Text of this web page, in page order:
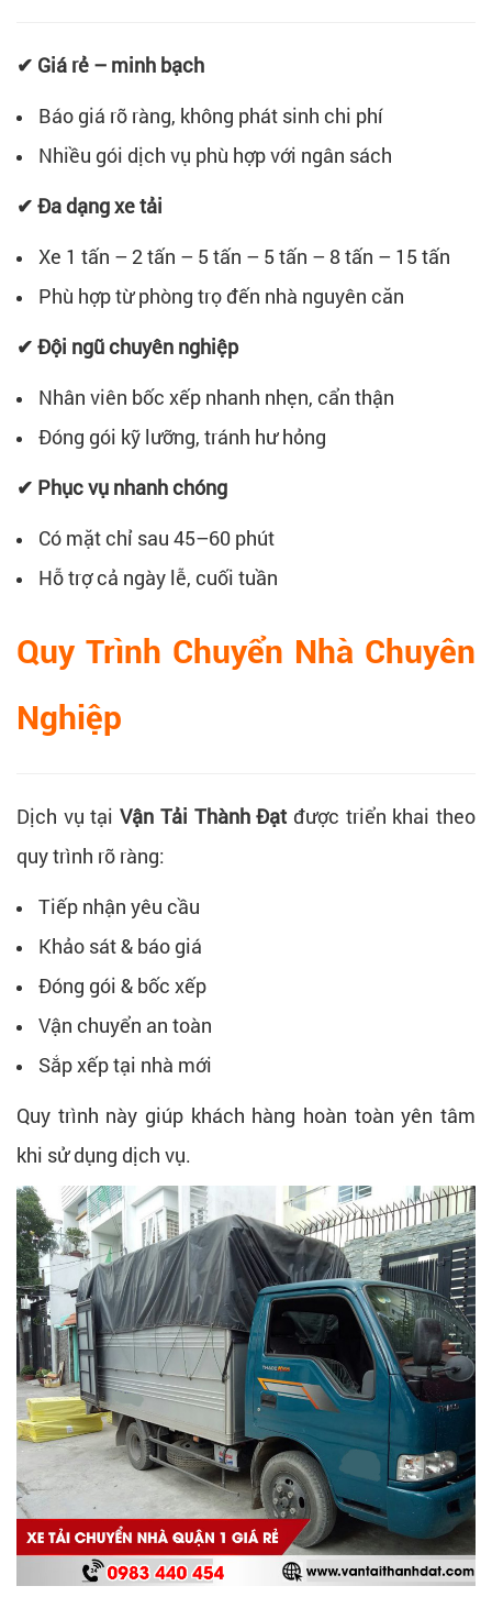
✔ Giá rẻ – minh bạch
Báo giá rõ ràng, không phát sinh chi phí
Nhiều gói dịch vụ phù hợp với ngân sách
✔ Đa dạng xe tải
Xe 1 tấn – 2 tấn – 5 tấn – 5 tấn – 8 tấn – 15 tấn
Phù hợp từ phòng trọ đến nhà nguyên căn
✔ Đội ngũ chuyên nghiệp
Nhân viên bốc xếp nhanh nhẹn, cẩn thận
Đóng gói kỹ lưỡng, tránh hư hỏng
✔ Phục vụ nhanh chóng
Có mặt chỉ sau 45–60 phút
Hỗ trợ cả ngày lễ, cuối tuần
Quy Trình Chuyển Nhà Chuyên
Nghiệp
Dịch vụ tạiVận Tải Thành Đạt được triển khai theo
quy trình rõ ràng:
Tiếp nhận yêu cầu
Khảo sát & báo giá
Đóng gói & bốc xếp
Vận chuyển an toàn
Sắp xếp tại nhà mới
Quy trình này giúp khách hàng hoàn toàn yên tâm
khi sử dụng dịch vụ.